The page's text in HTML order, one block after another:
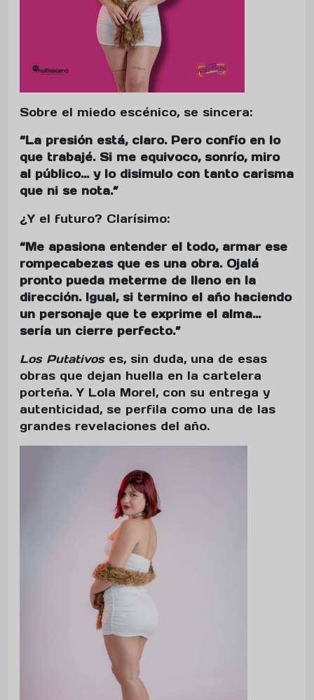
Sobre el miedo escénico, se sincera:
“La presión está, claro. Pero confío en lo
que trabajé. Si me equivoco, sonrío, miro
al público… y lo disimulo con tanto carisma
que ni se nota.”
¿Y el futuro? Clarísimo:
“Me apasiona entender el todo, armar ese
rompecabezas que es una obra. Ojalá
pronto pueda meterme de lleno en la
dirección. Igual, si termino el año haciendo
un personaje que te exprime el alma…
sería un cierre perfecto.”
Los Putativoses, sin duda, una de esas
obras que dejan huella en la cartelera
porteña. Y Lola Morel, con su entrega y
autenticidad, se perfila como una de las
grandes revelaciones del año.